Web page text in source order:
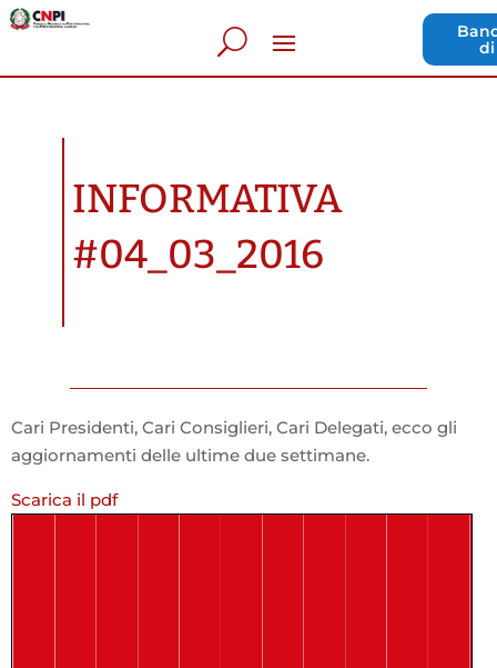
INFORMATIVA
#04_03_2016
Cari Presidenti, Cari Consiglieri, Cari Delegati, ecco gli
aggiornamenti delle ultime due settimane.
Scarica il pdf